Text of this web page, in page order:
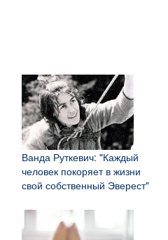
Ванда Руткевич: "Каждый
человек покоряет в жизни
свой собственный Эверест"